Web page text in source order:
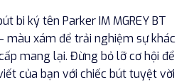
bi ký tên Parker IM MGREY BT
màu xám để trải nghiệm sự khác
mang lại. Đừng bỏ lỡ cơ hội để
của bạn với chiếc bút tuyệt vời